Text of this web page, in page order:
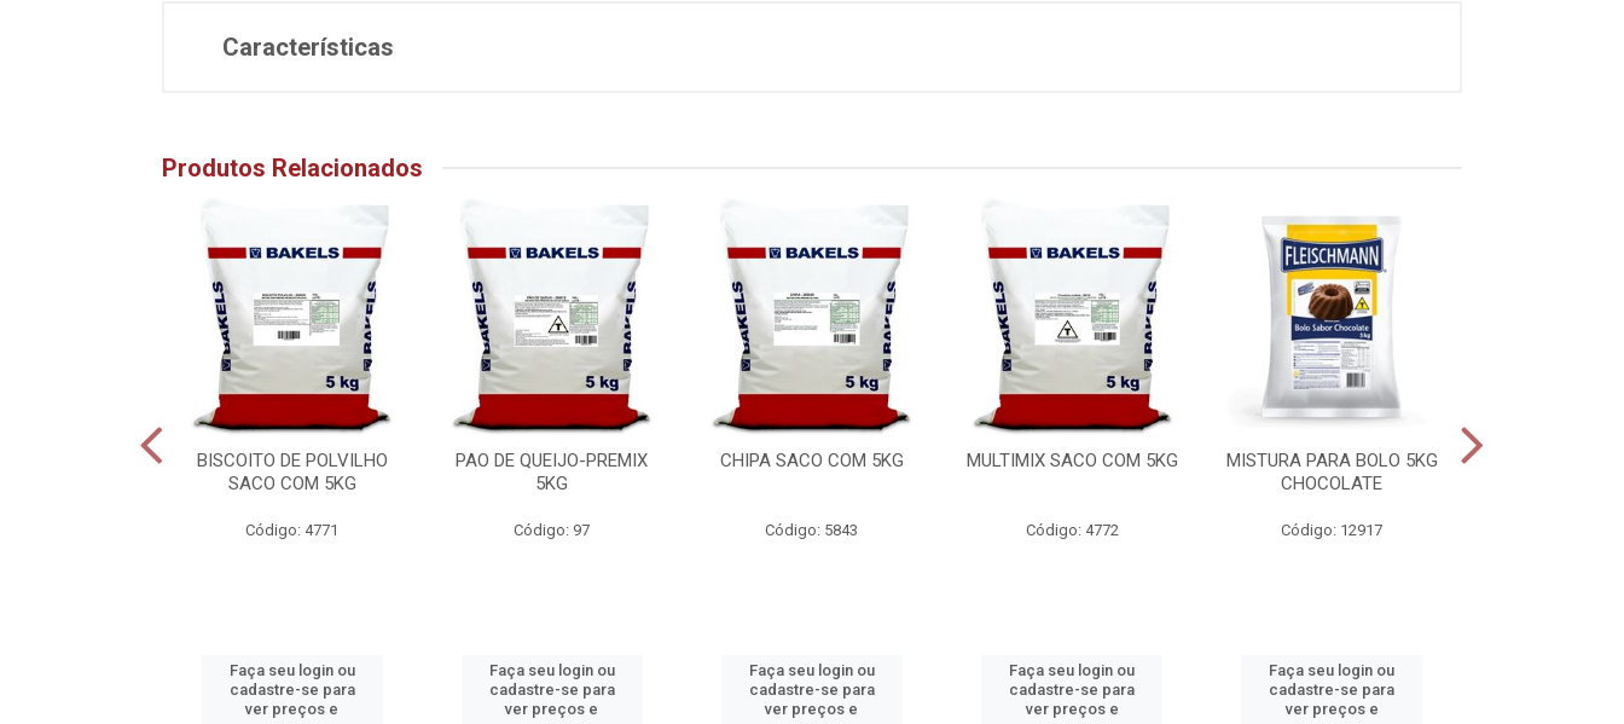
Características
Produtos Relacionados
BISCOITO DE POLVILHO
SACO COM 5KG
Código: 4771
Faça seu login ou
cadastre-se para
ver preços e
PAO DE QUEIJO-PREMIX
5KG
Código: 97
Faça seu login ou
cadastre-se para
ver preços e
CHIPA SACO COM 5KG
Código: 5843
Faça seu login ou
cadastre-se para
ver preços e
MULTIMIX SACO COM 5KG
Código: 4772
Faça seu login ou
cadastre-se para
ver preços e
MISTURA PARA BOLO 5KG
CHOCOLATE
Código: 12917
Faça seu login ou
cadastre-se para
ver preços e